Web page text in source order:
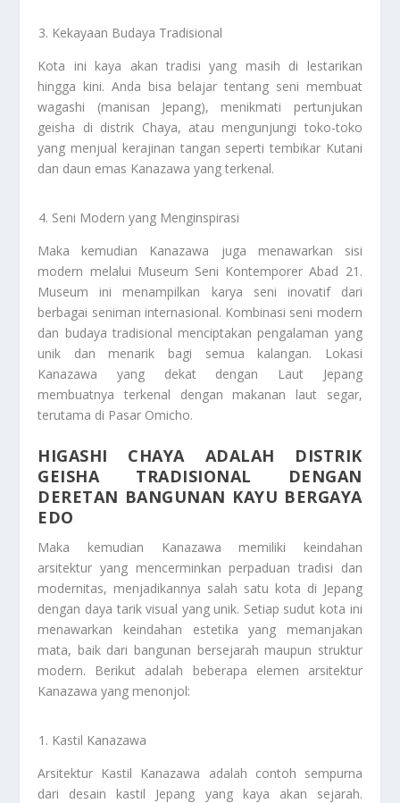
Kekayaan Budaya Tradisional
Kota ini kaya akan tradisi yang masih di lestarikan
hingga kini. Anda bisa belajar tentang seni membuat
wagashi (manisan Jepang), menikmati pertunjukan
geisha di distrik Chaya, atau mengunjungi toko-toko
yang menjual kerajinan tangan seperti tembikar Kutani
dan daun emas Kanazawa yang terkenal.
Seni Modern yang Menginspirasi
Maka kemudian Kanazawa juga menawarkan sisi
modern melalui Museum Seni Kontemporer Abad 21.
Museum ini menampilkan karya seni inovatif dari
berbagai seniman internasional. Kombinasi seni modern
dan budaya tradisional menciptakan pengalaman yang
unik dan menarik bagi semua kalangan. Lokasi
Kanazawa yang dekat dengan Laut Jepang
membuatnya terkenal dengan makanan laut segar,
terutama di Pasar Omicho.
HIGASHI CHAYA ADALAH DISTRIK
GEISHA TRADISIONAL DENGAN
DERETAN BANGUNAN KAYU BERGAYA
EDO
Maka kemudian Kanazawa memiliki keindahan
arsitektur yang mencerminkan perpaduan tradisi dan
modernitas, menjadikannya salah satu kota di Jepang
dengan daya tarik visual yang unik. Setiap sudut kota ini
menawarkan keindahan estetika yang memanjakan
mata, baik dari bangunan bersejarah maupun struktur
modern. Berikut adalah beberapa elemen arsitektur
Kanazawa yang menonjol:
Kastil Kanazawa
Arsitektur Kastil Kanazawa adalah contoh sempurna
dari desain kastil Jepang yang kaya akan sejarah.